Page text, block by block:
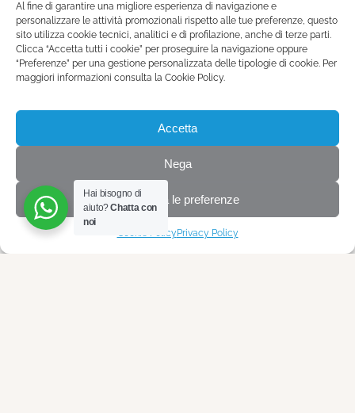
Al fine di garantire una migliore esperienza di navigazione e
personalizzare le attività promozionali rispetto alle tue preferenze, questo
sito utilizza cookie tecnici, analitici e di profilazione, anche di terze parti.
Clicca “Accetta tutti i cookie” per proseguire la navigazione oppure
“Preferenze” per una gestione personalizzata delle tipologie di cookie. Per
maggiori informazioni consulta la Cookie Policy.
Accetta
Nega
Visualizza le preferenze
Cookie Policy Privacy Policy
2019 – Dott. Cardaropoli Corso monotematico
Impianti Post-Estrattivi e Mantenimento del Sito
2014/2023– Titolare presso lo Studio Ottobrelli di
Hai bisogno di
aiuto?Chatta con
noi